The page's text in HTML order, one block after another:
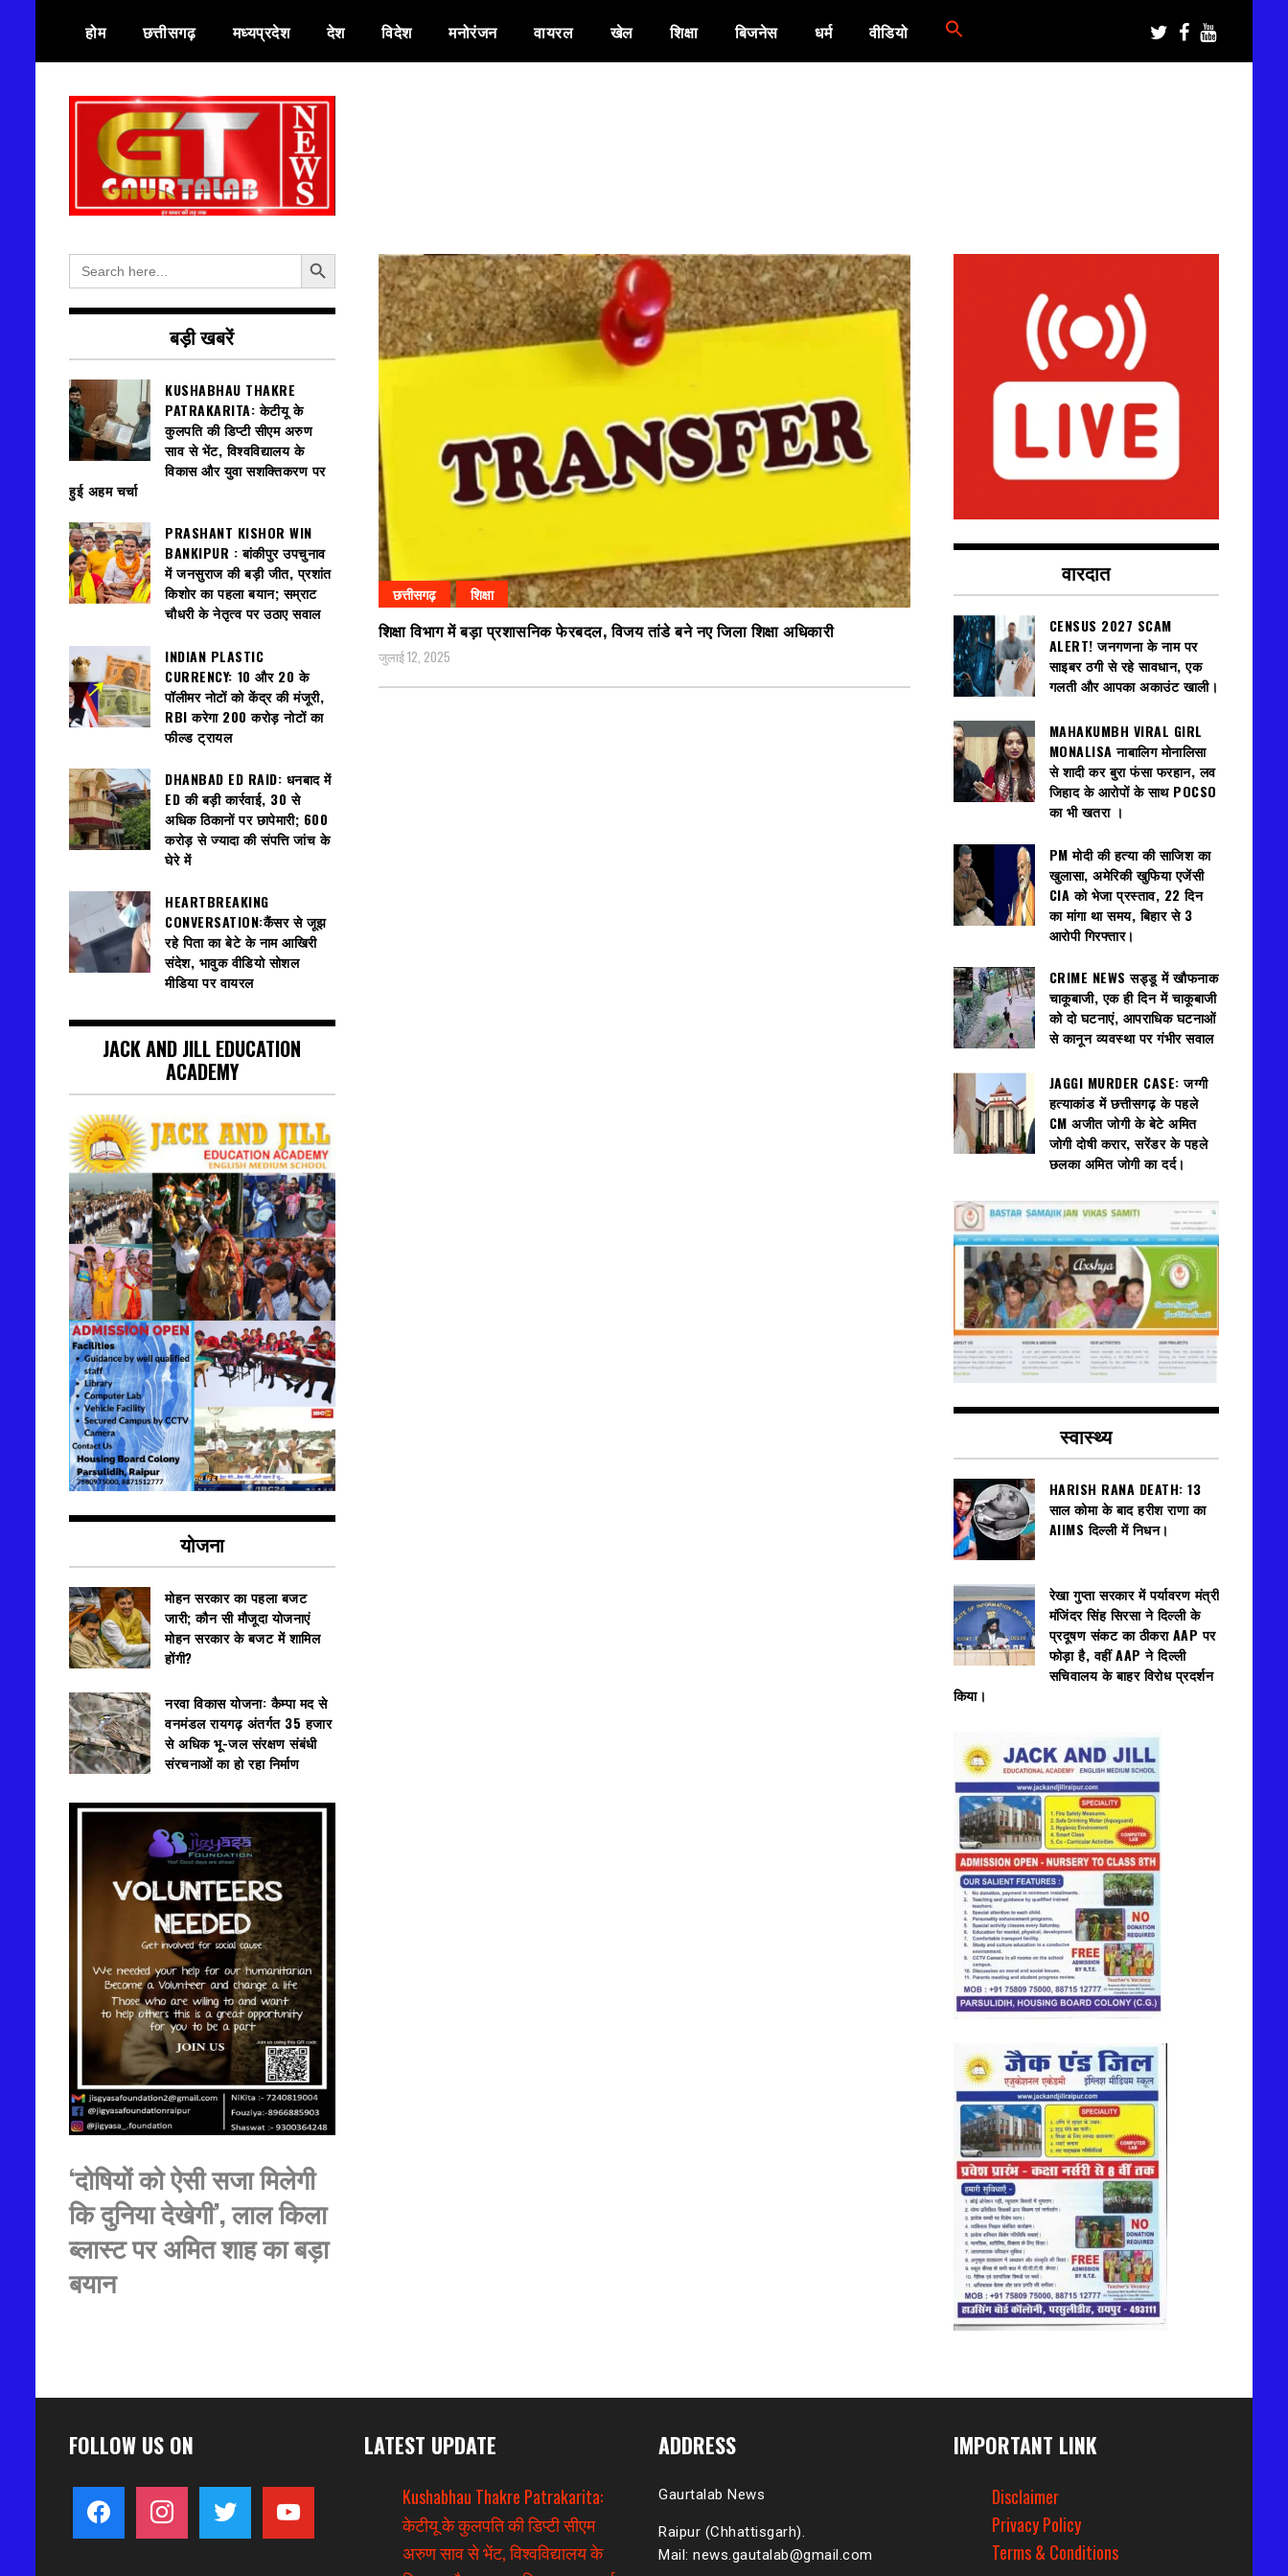
content
होम छत्तीसगढ़ मध्यप्रदेश देश विदेश मनोरंजन वायरल खेल शिक्षा बिजनेस धर्म वीडियो
गौरतलब न्यूज
छत्तीसगढ़ शिक्षा
शिक्षा विभाग में बड़ा प्रशासनिक फेरबदल, विजय तांडे बने नए जिला शिक्षा अधिकारी
जुलाई 12, 2025
Search
for:
Search Button
बड़ी खबरें
KUSHABHAU THAKRE
PATRAKARITA: केटीयू के
कुलपति की डिप्टी सीएम अरुण
साव से भेंट, विश्वविद्यालय के
विकास और युवा सशक्तिकरण पर
हुई अहम चर्चा
PRASHANT KISHOR WIN
BANKIPUR : बांकीपुर उपचुनाव
में जनसुराज की बड़ी जीत, प्रशांत
किशोर का पहला बयान; सम्राट
चौधरी के नेतृत्व पर उठाए सवाल
INDIAN PLASTIC
CURRENCY: ₹10 और ₹20 के
पॉलीमर नोटों को केंद्र की मंजूरी,
RBI करेगा 200 करोड़ नोटों का
फील्ड ट्रायल
DHANBAD ED RAID: धनबाद में
ED की बड़ी कार्रवाई, 30 से
अधिक ठिकानों पर छापेमारी; 600
करोड़ से ज्यादा की संपत्ति जांच के
घेरे में
HEARTBREAKING
CONVERSATION:कैंसर से जूझ
रहे पिता का बेटे के नाम आखिरी
संदेश, भावुक वीडियो सोशल
मीडिया पर वायरल
JACK AND JILL EDUCATION
ACADEMY
योजना
मोहन सरकार का पहला बजट
जारी; कौन सी मौजूदा योजनाएं
मोहन सरकार के बजट में शामिल
होंगी?
नरवा विकास योजना: कैम्पा मद से
वनमंडल रायगढ़ अंतर्गत 35 हजार
से अधिक भू-जल संरक्षण संबंधी
संरचनाओं का हो रहा निर्माण
‘दोषियों को ऐसी सजा मिलेगी
कि दुनिया देखेगी’, लाल किला
ब्लास्ट पर अमित शाह का बड़ा
बयान
वारदात
CENSUS 2027 SCAM
ALERT! जनगणना के नाम पर
साइबर ठगी से रहे सावधान, एक
गलती और आपका अकाउंट खाली।
MAHAKUMBH VIRAL GIRL
MONALISA नाबालिग मोनालिसा
से शादी कर बुरा फंसा फरहान, लव
जिहाद के आरोपों के साथ POCSO
का भी खतरा ।
PM मोदी की हत्या की साजिश का
खुलासा, अमेरिकी खुफिया एजेंसी
CIA को भेजा प्रस्ताव, 22 दिन
का मांगा था समय, बिहार से 3
आरोपी गिरफ्तार।
CRIME NEWS सड्डू में खौफनाक
चाकूबाजी, एक ही दिन में चाकूबाजी
को दो घटनाएं, आपराधिक घटनाओं
से कानून व्यवस्था पर गंभीर सवाल
JAGGI MURDER CASE: जग्गी
हत्याकांड में छत्तीसगढ़ के पहले
CM अजीत जोगी के बेटे अमित
जोगी दोषी करार, सरेंडर के पहले
छलका अमित जोगी का दर्द।
स्वास्थ्य
HARISH RANA DEATH: 13
साल कोमा के बाद हरीश राणा का
AIIMS दिल्ली में निधन।
रेखा गुप्ता सरकार में पर्यावरण मंत्री
मंजिंदर सिंह सिरसा ने दिल्ली के
प्रदूषण संकट का ठीकरा AAP पर
फोड़ा है, वहीं AAP ने दिल्ली
सचिवालय के बाहर विरोध प्रदर्शन
किया।
FOLLOW US ON
facebook instagram twitter youtube
LATEST UPDATE
Kushabhau Thakre Patrakarita:
केटीयू के कुलपति की डिप्टी सीएम
अरुण साव से भेंट, विश्वविद्यालय के
ADDRESS
Gaurtalab News
Raipur (Chhattisgarh).
Mail: news.gautalab@gmail.com
IMPORTANT LINK
Disclaimer
Privacy Policy
Terms & Conditions